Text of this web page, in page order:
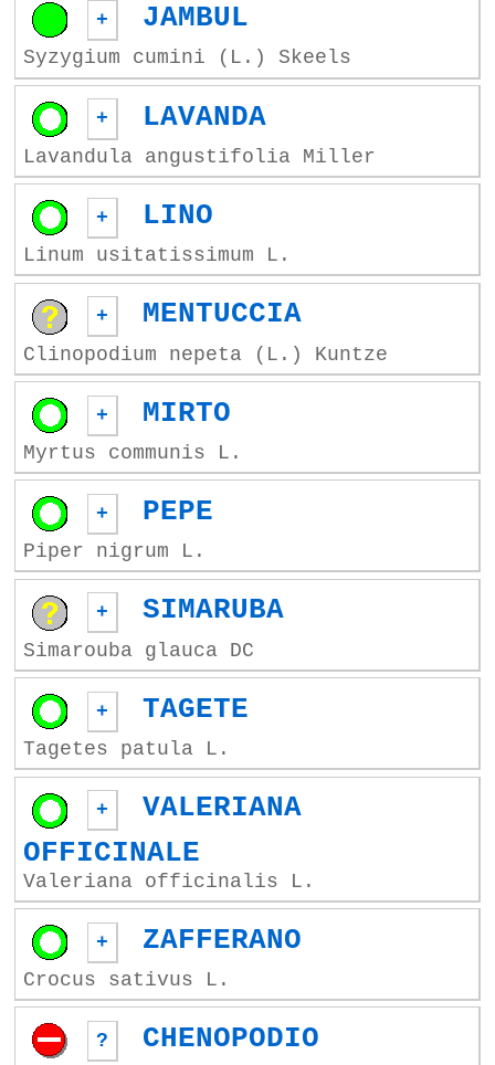
+ JAMBUL
Syzygium cumini (L.) Skeels
+ LAVANDA
Lavandula angustifolia Miller
+ LINO
Linum usitatissimum L.
+ MENTUCCIA
Clinopodium nepeta (L.) Kuntze
+ MIRTO
Myrtus communis L.
+ PEPE
Piper nigrum L.
+ SIMARUBA
Simarouba glauca DC
+ TAGETE
Tagetes patula L.
+
VALERIANA
OFFICINALE
Valeriana officinalis L.
+ ZAFFERANO
Crocus sativus L.
?
CHENOPODIO